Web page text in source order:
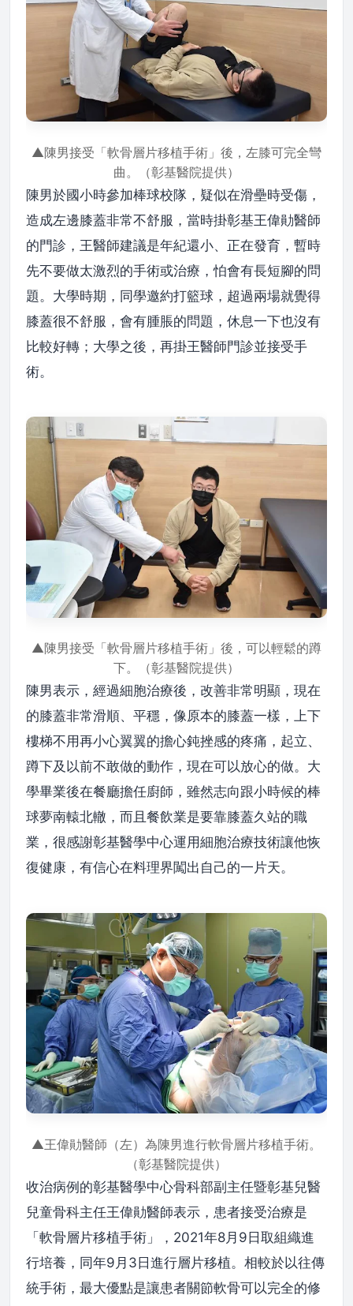
▲陳男接受「軟骨層片移植手術」後，左膝可完全彎
曲。（彰基醫院提供）
陳男於國小時參加棒球校隊，疑似在滑壘時受傷，
造成左邊膝蓋非常不舒服，當時掛彰基王偉勛醫師
的門診，王醫師建議是年紀還小、正在發育，暫時
先不要做太激烈的手術或治療，怕會有長短腳的問
題。大學時期，同學邀約打籃球，超過兩場就覺得
膝蓋很不舒服，會有腫脹的問題，休息一下也沒有
比較好轉；大學之後，再掛王醫師門診並接受手
術。
▲陳男接受「軟骨層片移植手術」後，可以輕鬆的蹲
下。（彰基醫院提供）
陳男表示，經過細胞治療後，改善非常明顯，現在
的膝蓋非常滑順、平穩，像原本的膝蓋一樣，上下
樓梯不用再小心翼翼的擔心鈍挫感的疼痛，起立、
蹲下及以前不敢做的動作，現在可以放心的做。大
學畢業後在餐廳擔任廚師，雖然志向跟小時候的棒
球夢南轅北轍，而且餐飲業是要靠膝蓋久站的職
業，很感謝彰基醫學中心運用細胞治療技術讓他恢
復健康，有信心在料理界闖出自己的一片天。
▲王偉勛醫師（左）為陳男進行軟骨層片移植手術。
（彰基醫院提供）
收治病例的彰基醫學中心骨科部副主任暨彰基兒醫
兒童骨科主任王偉勛醫師表示，患者接受治療是
「軟骨層片移植手術」，2021年8月9日取組織進
行培養，同年9月3日進行層片移植。相較於以往傳
統手術，最大優點是讓患者關節軟骨可以完全的修